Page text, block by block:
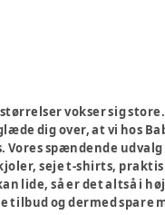
vokser sig
dig over, at vi hos
Vores spændende
seje t-shirts,
lide, så er det altså i
tilbud og dermed spare